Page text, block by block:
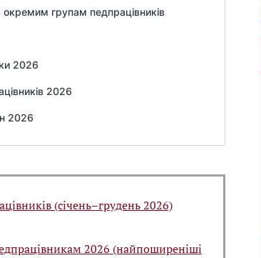
групам педпрацівників
2026
2026
2026
(січень–грудень 2026)
2026 (найпоширеніші